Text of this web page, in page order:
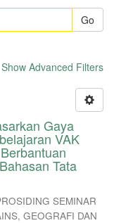
Go
Show Advanced Filters
Gaya
VAK
Tata
SEMINAR
GEOGRAFI DAN